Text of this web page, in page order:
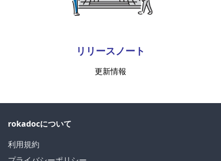
リリースノート
更新情報
rokadocについて
利用規約